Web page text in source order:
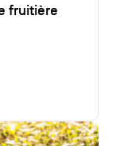
fruitière